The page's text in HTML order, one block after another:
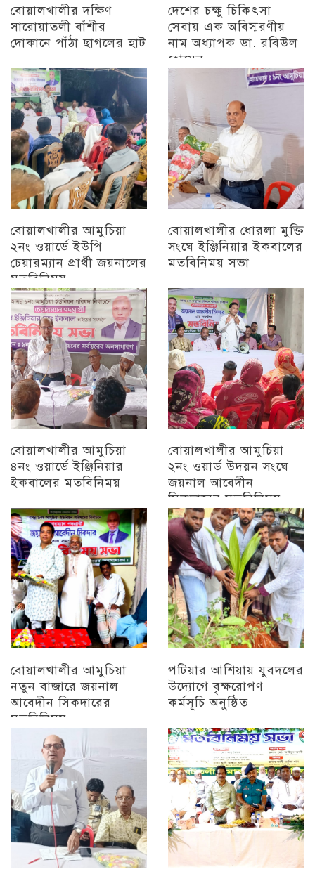
বোয়ালখালীর দক্ষিণ
সারোয়াতলী বাঁশীর
দোকানে পাঁঠা ছাগলের হাট
দেশের চক্ষু চিকিৎসা
সেবায় এক অবিস্মরণীয়
নাম অধ্যাপক ডা. রবিউল
হোসেন
বোয়ালখালীর আমুচিয়া
২নং ওয়ার্ডে ইউপি
চেয়ারম্যান প্রার্থী জয়নালের
মতবিনিময়
চট্টগ্রাম
বোয়ালখালীর ধোরলা মুক্তি
সংঘে ইঞ্জিনিয়ার ইকবালের
মতবিনিময় সভা
বোয়ালখালীর আমুচিয়া
৪নং ওয়ার্ডে ইঞ্জিনিয়ার
ইকবালের মতবিনিময়
বোয়ালখালীর আমুচিয়া
২নং ওয়ার্ড উদয়ন সংঘে
জয়নাল আবেদীন
সিকদারের মতবিনিময়
অন্যান্য
বোয়ালখালীর আমুচিয়া
নতুন বাজারে জয়নাল
আবেদীন সিকদারের
মতবিনিময়
চট্টগ্রাম
পটিয়ার আশিয়ায় যুবদলের
উদ্যোগে বৃক্ষরোপণ
কর্মসূচি অনুষ্ঠিত